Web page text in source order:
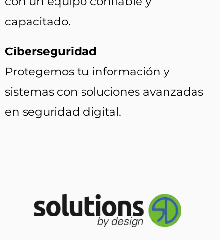
capacitado.
Ciberseguridad
Protegemos tu información y
sistemas con soluciones avanzadas
en seguridad digital.